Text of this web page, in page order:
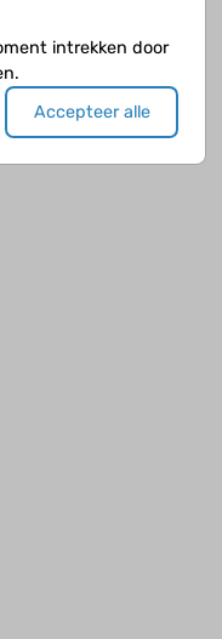
intrekken door
Accepteer alle